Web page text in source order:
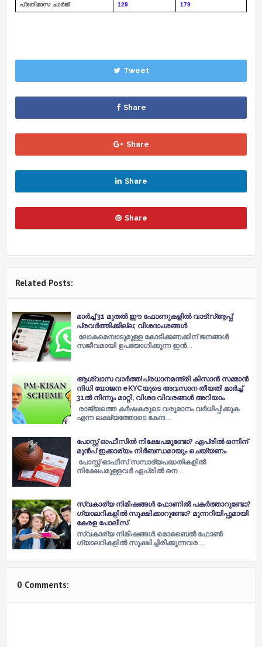
പ്രതിമാസ ചാര്‍ജ് 129 179
Tweet
Share
Share
Share
Share
Related Posts:
മാർച്ച് 31 മുതൽ ഈ ഫോണുകളിൽ വാട്സ്ആപ്പ്
പ്രവർത്തിക്കില്ല; വിശദാംശങ്ങൾ
ലോകമെമ്പാടുമുള്ള കോടിക്കണക്കിന് ജനങ്ങൾ
സജീവമായി ഉപയോഗിക്കുന്ന ഇൻ…
ആശ്വാസ വാർത്ത!പ്രധാനമന്ത്രി കിസാൻ സമ്മാൻ
നിധി യോജന eKYCയുടെ അവസാന തീയതി മാർച്ച്
31ൽ നിന്നും മാറ്റി, വിശദ വിവരങ്ങൾ അറിയാം
രാജ്യത്തെ കർഷകരുടെ വരുമാനം വർധിപ്പിക്കുക
എന്ന ലക്ഷ്യത്തോടെ കേന്ദ…
പോസ്റ്റ് ഓഫീസില്‍ നിക്ഷേപമുണ്ടോ? ഏപ്രില്‍ ഒന്നിന്
മുന്‍പ് ഇക്കാര്യം നിര്‍ബന്ധമായും ചെയ്യണം
പോസ്റ്റ് ഓഫീസ് സമ്പാദ്യപദ്ധതികളില്‍
നിക്ഷേപമുള്ളവര്‍ ഏപ്രില്‍ ഒന…
സ്വകാര്യ നിമിഷങ്ങള്‍ ഫോണില്‍ പകര്‍ത്താറുണ്ടോ?
ഗ്യാലറികളില്‍ സൂക്ഷിക്കാറുണ്ടോ? മുന്നറിയിപ്പുമായി
കേരള പോലീസ്
സ്വകാര്യ നിമിഷങ്ങള്‍ മൊബൈല്‍ ഫോണ്‍
ഗ്യാലറികളില്‍ സൂക്ഷിച്ചിരിക്കുന്നവര…
0 Comments: